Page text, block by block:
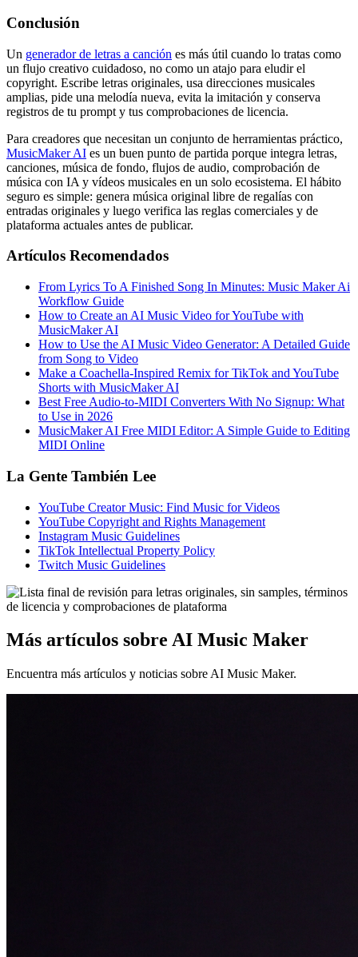
Conclusión
Un generador de letras a canción es más útil cuando lo tratas como
un flujo creativo cuidadoso, no como un atajo para eludir el
copyright. Escribe letras originales, usa direcciones musicales
amplias, pide una melodía nueva, evita la imitación y conserva
registros de tu prompt y tus comprobaciones de licencia.
Para creadores que necesitan un conjunto de herramientas práctico,
MusicMaker AI es un buen punto de partida porque integra letras,
canciones, música de fondo, flujos de audio, comprobación de
música con IA y vídeos musicales en un solo ecosistema. El hábito
seguro es simple: genera música original libre de regalías con
entradas originales y luego verifica las reglas comerciales y de
plataforma actuales antes de publicar.
Artículos Recomendados
From Lyrics To A Finished Song In Minutes: Music Maker Ai
Workflow Guide
How to Create an AI Music Video for YouTube with
MusicMaker AI
How to Use the AI Music Video Generator: A Detailed Guide
from Song to Video
Make a Coachella-Inspired Remix for TikTok and YouTube
Shorts with MusicMaker AI
Best Free Audio-to-MIDI Converters With No Signup: What
to Use in 2026
MusicMaker AI Free MIDI Editor: A Simple Guide to Editing
MIDI Online
La Gente También Lee
YouTube Creator Music: Find Music for Videos
YouTube Copyright and Rights Management
Instagram Music Guidelines
TikTok Intellectual Property Policy
Twitch Music Guidelines
Más artículos sobre AI Music Maker
Encuentra más artículos y noticias sobre AI Music Maker.